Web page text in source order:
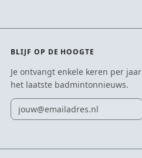
BLIJF OP DE HOOGTE
Je ontvangt enkele keren per
het laatste badmintonnieuws.
E-mailadres